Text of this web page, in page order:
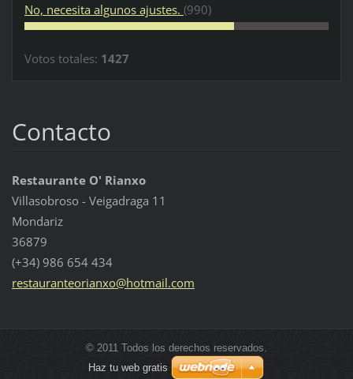
No, necesita algunos ajustes. (990)
Votos totales: 1427
Contacto
Restaurante O' Rianxo
Villasobroso - Veigadraga 11
Mondariz
36879
(+34) 986 654 434
restauranteorianxo@hotmail.com
© 2011 Todos los derechos reservados.
Haz tu web gratis